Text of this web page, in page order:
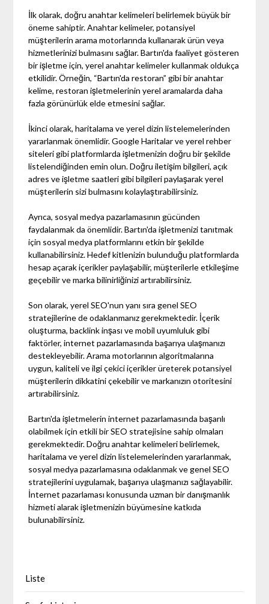
İlk olarak, doğru anahtar kelimeleri belirlemek büyük bir
öneme sahiptir. Anahtar kelimeler, potansiyel
müşterilerin arama motorlarında kullanarak ürün veya
hizmetlerinizi bulmasını sağlar. Bartın'da faaliyet gösteren
bir işletme için, yerel anahtar kelimeler kullanmak oldukça
etkilidir. Örneğin, “Bartın'da restoran” gibi bir anahtar
kelime, restoran işletmelerinin yerel aramalarda daha
fazla görünürlük elde etmesini sağlar.
İkinci olarak, haritalama ve yerel dizin listelemelerinden
yararlanmak önemlidir. Google Haritalar ve yerel rehber
siteleri gibi platformlarda işletmenizin doğru bir şekilde
listelendiğinden emin olun. Doğru iletişim bilgileri, açık
adres ve işletme saatleri gibi bilgileri paylaşarak yerel
müşterilerin sizi bulmasını kolaylaştırabilirsiniz.
Ayrıca, sosyal medya pazarlamasının gücünden
faydalanmak da önemlidir. Bartın'da işletmenizi tanıtmak
için sosyal medya platformlarını etkin bir şekilde
kullanabilirsiniz. Hedef kitlenizin bulunduğu platformlarda
hesap açarak içerikler paylaşabilir, müşterilerle etkileşime
geçebilir ve marka bilinirliğinizi artırabilirsiniz.
Son olarak, yerel SEO'nun yanı sıra genel SEO
stratejilerine de odaklanmanız gerekmektedir. İçerik
oluşturma, backlink inşası ve mobil uyumluluk gibi
faktörler, internet pazarlamasında başarıya ulaşmanızı
destekleyebilir. Arama motorlarının algoritmalarına
uygun, kaliteli ve ilgi çekici içerikler üreterek potansiyel
müşterilerin dikkatini çekebilir ve markanızın otoritesini
artırabilirsiniz.
Bartın'da işletmelerin internet pazarlamasında başarılı
olabilmek için etkili bir SEO stratejisine sahip olmaları
gerekmektedir. Doğru anahtar kelimeleri belirlemek,
haritalama ve yerel dizin listelemelerinden yararlanmak,
sosyal medya pazarlamasına odaklanmak ve genel SEO
stratejilerini uygulamak, başarıya ulaşmanızı sağlayabilir.
İnternet pazarlaması konusunda uzman bir danışmanlık
hizmeti alarak işletmenizin büyümesine katkıda
bulunabilirsiniz.
Liste